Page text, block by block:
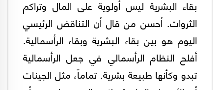
بقاء البشرية ليس أولوية على المال وتراكم
الثروات. أحسن من قال أن التناقض الرئيسي
اليوم هو بين بقاء البشرية وبقاء الرأسمالية.
أفلح النظام الرأسمالي في جعل الرأسمالية
تبدو وكأنها طبيعة بشرية. تماماً، مثل الجينات